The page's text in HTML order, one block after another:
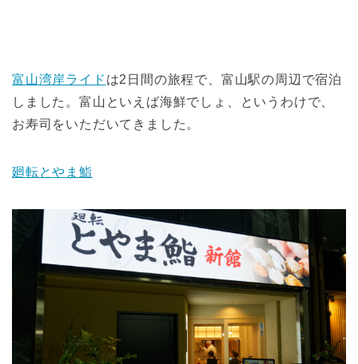
富山湾岸ライド は2日間の旅程で、富山駅の周辺で宿泊
しました。富山といえば海鮮でしょ、というわけで、
お寿司をいただいてきました。
廻転とやま鮨